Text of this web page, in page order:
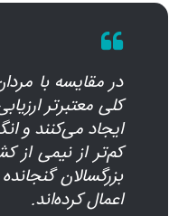
در مقایسه با
کلی معتبرتر
کم‌تر از نیمی
بزرگسالان
اعمال کرده‌اند.